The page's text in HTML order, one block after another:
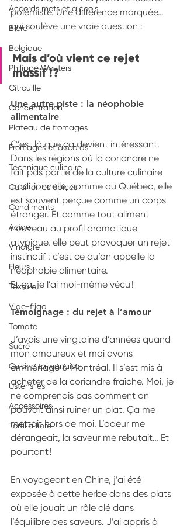
Accords mets et alcools
Bière
Belgique
Philippe Wouters
Citrouille
Concentration
Plateau de fromages
Fromages et accords
Technique culinaire
Cuisiner les épices
Condiments
Acide
Vinaigre
Fleurs
Texture
Vide-frigo
Tomate
Sucré
Cuisine taiwanaise
Ustensiles
Accessoires
Tortilla libre
polémiste. Une différence marquée…
qui soulève une vraie question :
Mais d’où vient ce rejet
massif !?
Une autre piste : la néophobie
alimentaire
C’est là que ça devient intéressant.
Dans les régions où la coriandre ne
fait pas partie de la culture culinaire
traditionnelle, comme au Québec, elle
est souvent perçue comme un corps
étranger. Et comme tout aliment
nouveau au profil aromatique
atypique, elle peut provoquer un rejet
instinctif : c’est ce qu’on appelle la
néophobie alimentaire.
Et ça, je l’ai moi-même vécu !
Témoignage : du rejet à l’amour
J’avais une vingtaine d’années quand
mon amoureux et moi avons
emménagé à Montréal. Il s’est mis à
acheter de la coriandre fraîche. Moi, je
ne comprenais pas comment on
pouvait ainsi ruiner un plat. Ça me
mettait hors de moi. L’odeur me
dérangeait, la saveur me rebutait… Et
pourtant !
En voyageant en Chine, j’ai été
exposée à cette herbe dans des plats
où elle jouait un rôle clé dans
l’équilibre des saveurs. J’ai appris à